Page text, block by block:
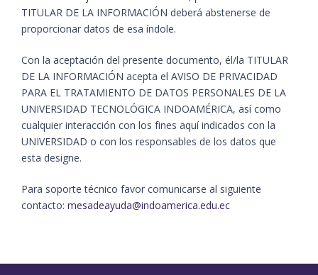
TITULAR DE LA INFORMACIÓN deberá abstenerse de
proporcionar datos de esa índole.
Con la aceptación del presente documento, él/la TITULAR
DE LA INFORMACIÓN acepta el AVISO DE PRIVACIDAD
PARA EL TRATAMIENTO DE DATOS PERSONALES DE LA
UNIVERSIDAD TECNOLÓGICA INDOAMÉRICA, así como
cualquier interacción con los fines aquí indicados con la
UNIVERSIDAD o con los responsables de los datos que
esta designe.
Para soporte técnico favor comunicarse al siguiente
contacto: mesadeayuda@indoamerica.edu.ec